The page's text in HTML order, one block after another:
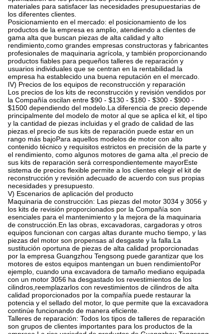
materiales para satisfacer las necesidades presupuestarias de
los diferentes clientes.
Posicionamiento en el mercado: el posicionamiento de los
productos de la empresa es amplio, atendiendo a clientes de
gama alta que buscan piezas de alta calidad y alto
rendimiento,como grandes empresas constructoras y fabricantes
profesionales de maquinaria agrícola, y también proporcionando
productos fiables para pequeños talleres de reparación y
usuarios individuales que se centran en la rentabilidad.la
empresa ha establecido una buena reputación en el mercado.
IV) Precios de los equipos de reconstrucción y reparación
Los precios de los kits de reconstrucción y revisión vendidos por
la Compañía oscilan entre $90 - $130 - $180 - $300 - $900 -
$1500 dependiendo del modelo.La diferencia de precio depende
principalmente del modelo de motor al que se aplica el kit, el tipo
y la cantidad de piezas incluidas y el grado de calidad de las
piezas.el precio de sus kits de reparación puede estar en un
rango más bajoPara aquellos modelos de motor con alto
contenido técnico y requisitos estrictos en precisión de la parte y
el rendimiento, como algunos motores de gama alta ,el precio de
sus kits de reparación será correspondientemente mayorEste
sistema de precios flexible permite a los clientes elegir el kit de
reconstrucción y revisión adecuado de acuerdo con sus propias
necesidades y presupuesto.
V) Escenarios de aplicación del producto
Maquinaria de construcción: Las piezas del motor 3034 y 3056 y
los kits de revisión proporcionados por la Compañía son
esenciales para el mantenimiento y la mejora de la maquinaria
de construcción.En las obras, excavadoras, cargadoras y otros
equipos funcionan con cargas altas durante mucho tiempo, y las
piezas del motor son propensas al desgaste y la falla.La
sustitución oportuna de piezas de alta calidad proporcionadas
por la empresa Guangzhou Tengsong puede garantizar que los
motores de estos equipos mantengan un buen rendimientoPor
ejemplo, cuando una excavadora de tamaño mediano equipada
con un motor 3056 ha desgastado los revestimientos de los
cilindros,reemplazarlos con revestimientos de cilindros de alta
calidad proporcionados por la compañía puede restaurar la
potencia y el sellado del motor, lo que permite que la excavadora
continúe funcionando de manera eficiente.
Talleres de reparación: Todos los tipos de talleres de reparación
son grupos de clientes importantes para los productos de la